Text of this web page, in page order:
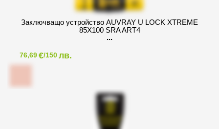
Заключващо устройство AUVRAY U LOCK XTREME
85X100 SRA ART4
76,69€/150лв.